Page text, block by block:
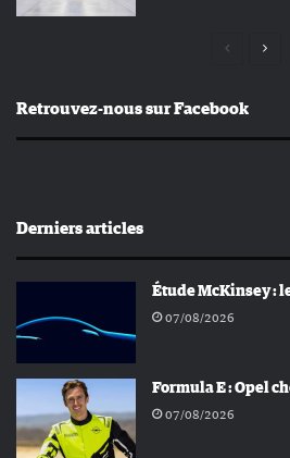
Page
Page
Retrouvez-nous sur Facebook
Derniers articles
Étude McKinsey :
07/08/2026
Formula E : Opel
07/08/2026